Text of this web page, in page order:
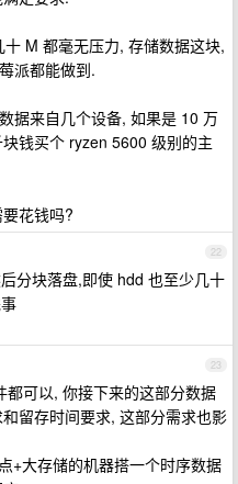
M 都毫无压力, 存储数据这块,
派都能做到.
据来自几个设备, 如果是 10 万
钱买个 ryzen 5600 级别的主
花钱吗?
22
分块落盘,即使 hdd 也至少几十
23
可以, 你接下来的这部分数据
留存时间要求, 这部分需求也影
+大存储的机器搭一个时序数据